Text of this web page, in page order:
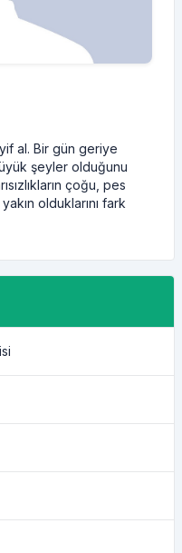
al. Bir gün geriye
şeyler olduğunu
çoğu, pes
olduklarını fark